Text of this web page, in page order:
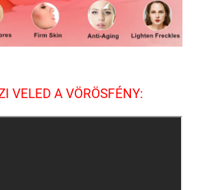
VELED A VÖRÖSFÉNY: